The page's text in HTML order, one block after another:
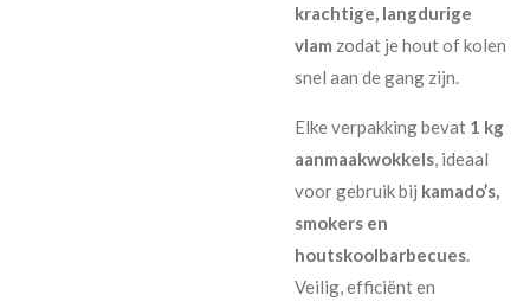
krachtige, langdurige
vlam zodat je hout of kolen
snel aan de gang zijn.
Elke verpakking bevat 1 kg
aanmaakwokkels, ideaal
voor gebruik bij kamado’s,
smokers en
houtskoolbarbecues.
Veilig, efficiënt en